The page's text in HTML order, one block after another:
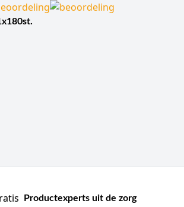
medische reinigings- en
het verlagen van de microbiële belasting
vallen verschillende uitvoeringen,
om de categorie beter te begrijpen.
Productexperts uit de zorg